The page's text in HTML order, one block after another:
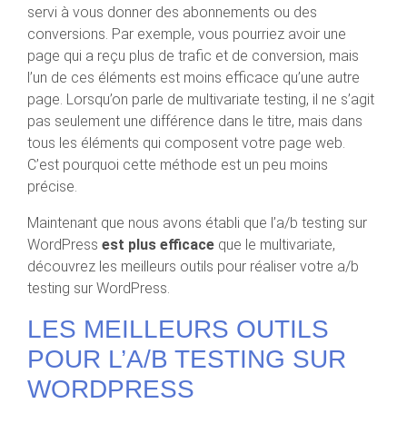
servi à vous donner des abonnements ou des
conversions. Par exemple, vous pourriez avoir une
page qui a reçu plus de trafic et de conversion, mais
l’un de ces éléments est moins efficace qu’une autre
page. Lorsqu’on parle de multivariate testing, il ne s’agit
pas seulement une différence dans le titre, mais dans
tous les éléments qui composent votre page web.
C’est pourquoi cette méthode est un peu moins
précise.
Maintenant que nous avons établi que l’a/b testing sur
WordPress est plus efficace que le multivariate,
découvrez les meilleurs outils pour réaliser votre a/b
testing sur WordPress.
LES MEILLEURS OUTILS
POUR L’A/B TESTING SUR
WORDPRESS